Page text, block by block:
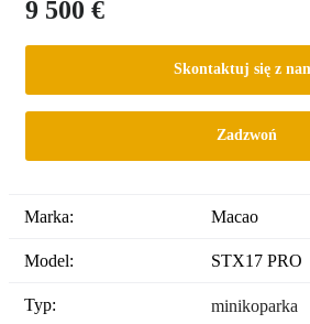
9 500 €
Skontaktuj się z
Zadzwoń
Marka: Macao
Model: STX17 PRO
Typ: minikoparka